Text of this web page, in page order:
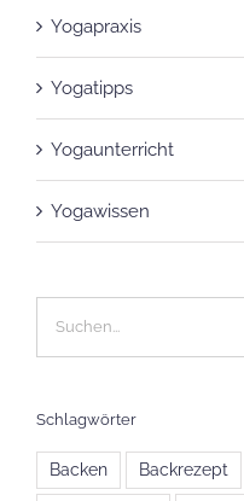
Yogapraxis
Yogatipps
Yogaunterricht
Yogawissen
Schlagwörter
Backen Backrezept